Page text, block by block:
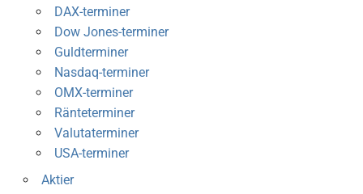
DAX-terminer
Dow Jones-terminer
Guldterminer
Nasdaq-terminer
OMX-terminer
Ränteterminer
Valutaterminer
USA-terminer
Aktier